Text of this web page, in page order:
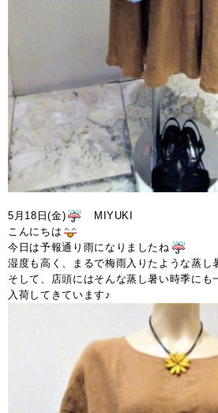
5月18日(金)
MIYUKI
こんにちは
今日は予報通り雨になりましたね
湿度も高く、まるで梅雨入りたような蒸し
そして、店頭にはそんな蒸し暑い時季にも
入荷してきています♪